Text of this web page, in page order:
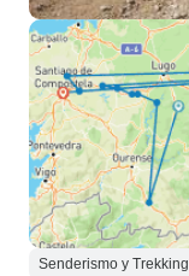
Senderismo y Trekking